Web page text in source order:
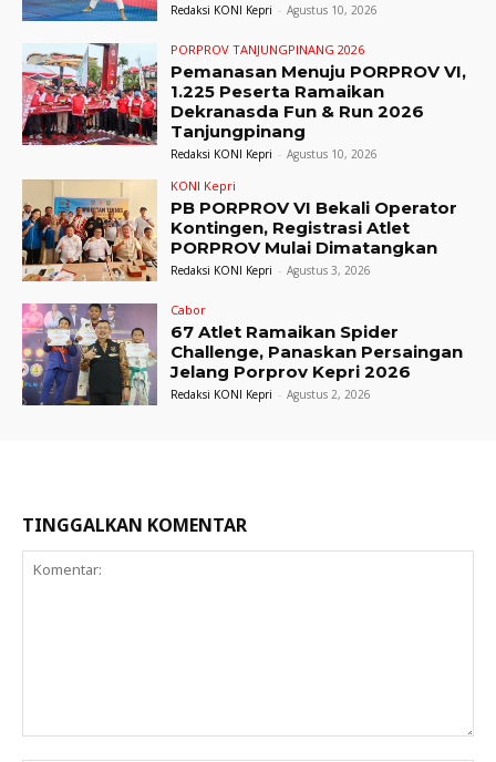
Redaksi KONI Kepri - Agustus 10, 2026
PORPROV TANJUNGPINANG 2026
Pemanasan Menuju PORPROV VI,
1.225 Peserta Ramaikan
Dekranasda Fun & Run 2026
Tanjungpinang
Redaksi KONI Kepri - Agustus 10, 2026
KONI Kepri
PB PORPROV VI Bekali Operator
Kontingen, Registrasi Atlet
PORPROV Mulai Dimatangkan
Redaksi KONI Kepri - Agustus 3, 2026
Cabor
67 Atlet Ramaikan Spider
Challenge, Panaskan Persaingan
Jelang Porprov Kepri 2026
Redaksi KONI Kepri - Agustus 2, 2026
TINGGALKAN KOMENTAR